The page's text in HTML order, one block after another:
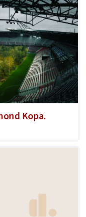
Kopa.